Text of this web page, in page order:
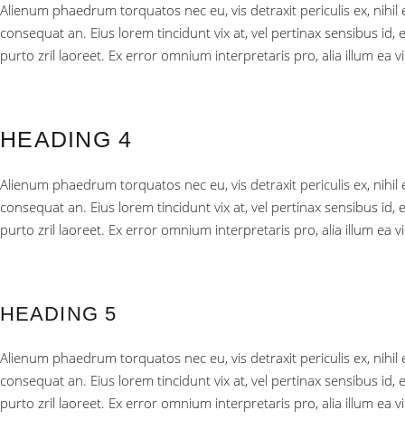
Alienum phaedrum torquatos nec eu, vis detraxit periculis ex,
consequat an. Eius lorem tincidunt vix at, vel pertinax sensibus
purto zril laoreet. Ex error omnium interpretaris pro, alia illum ea
HEADING 4
Alienum phaedrum torquatos nec eu, vis detraxit periculis ex,
consequat an. Eius lorem tincidunt vix at, vel pertinax sensibus
purto zril laoreet. Ex error omnium interpretaris pro, alia illum ea
HEADING 5
Alienum phaedrum torquatos nec eu, vis detraxit periculis ex,
consequat an. Eius lorem tincidunt vix at, vel pertinax sensibus
purto zril laoreet. Ex error omnium interpretaris pro, alia illum ea